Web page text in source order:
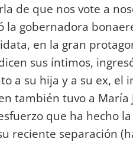
de que nos vote a
la gobernadora
en la gran
sus íntimos,
a su hija y a su ex,
también tuvo a María
que ha hecho
reciente separación